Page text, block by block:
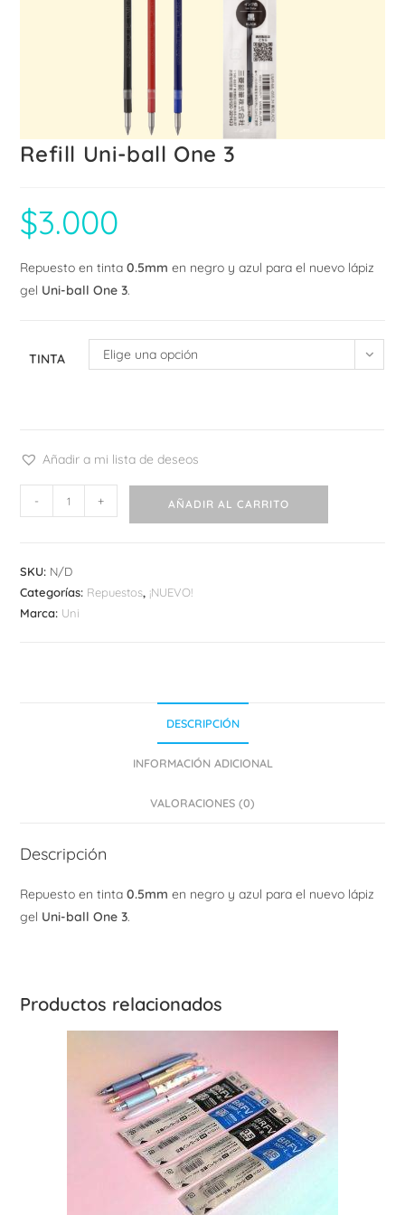
Refill Uni-ball One 3
$3.000
Repuesto en tinta0.5mm en negro y azul para el nuevo lápiz
gel Uni-ball One 3.
TINTA Elige una opción
Añadir a mi lista de deseos
Uni-
3
cantidad
- + AÑADIR AL CARRITO
SKU: N/D
Categorías: Repuestos, ¡NUEVO!
Marca: Uni
DESCRIPCIÓN
INFORMACIÓN ADICIONAL
VALORACIONES (0)
Descripción
Repuesto en tinta0.5mm en negro y azul para el nuevo lápiz
gel Uni-ball One 3.
Productos relacionados